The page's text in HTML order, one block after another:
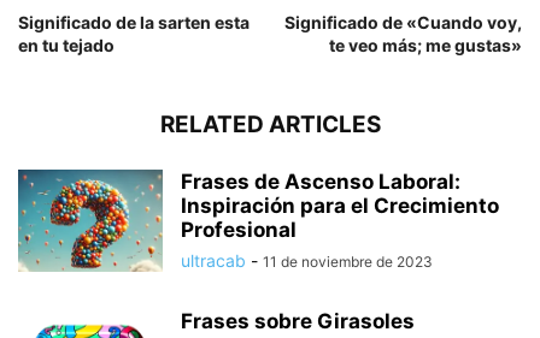
Significado de la sarten esta
en tu tejado
Significado de «Cuando voy,
te veo más; me gustas»
RELATED ARTICLES
Frases de Ascenso Laboral:
Inspiración para el Crecimiento
Profesional
ultracab - 11 de noviembre de 2023
Frases sobre Girasoles